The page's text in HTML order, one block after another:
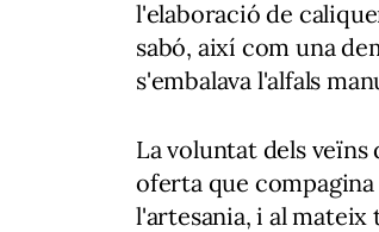
l'elaboració de
sabó, així com una
s'embalava l'alfals
La voluntat dels
oferta que
l'artesania, i al